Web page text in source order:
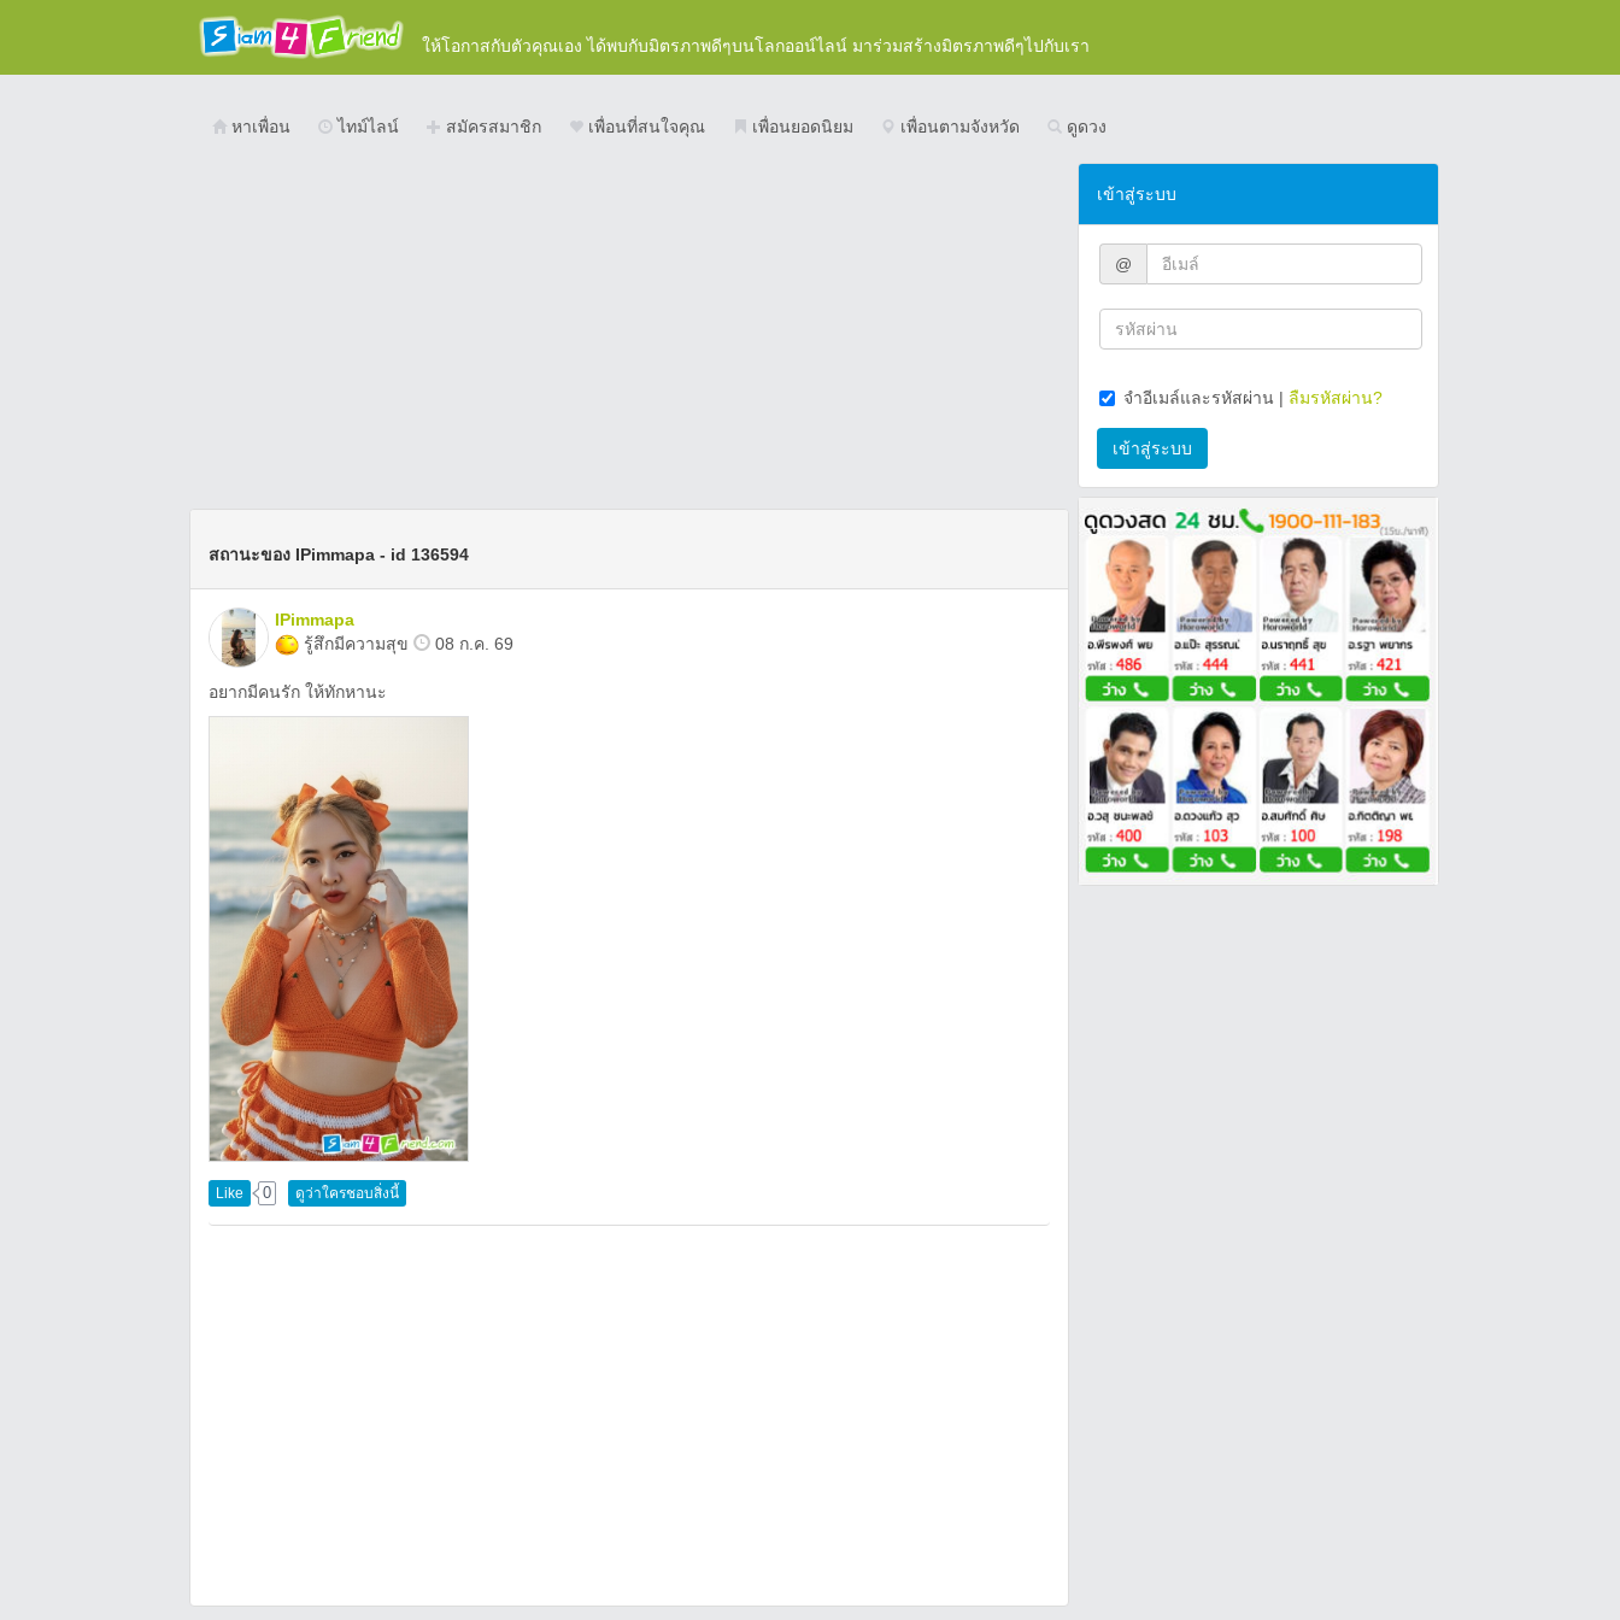
ให้โอกาสกับตัวคุณเอง ได้พบกับมิตรภาพดีๆบนโลกออน์ไลน์ มาร่วมสร้างมิตรภาพดีๆไปกับเรา
หาเพื่อน ไทม์ไลน์ สมัครสมาชิก เพื่อนที่สนใจคุณ เพื่อนยอดนิยม เพื่อนตามจังหวัด ดูดวง
สถานะของ IPimmapa - id 136594
IPimmapa
รู้สึกมีความสุข
08 ก.ค. 69
อยากมีคนรัก ให้ทักหานะ
Like 0 ดูว่าใครชอบสิ่งนี้
เข้าสู่ระบบ
@
จำอีเมล์และรหัสผ่าน | ลืมรหัสผ่าน?
เข้าสู่ระบบ